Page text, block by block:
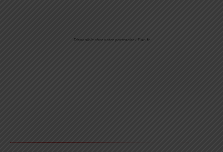
Disponible chez notre partenaire i-Run.fr